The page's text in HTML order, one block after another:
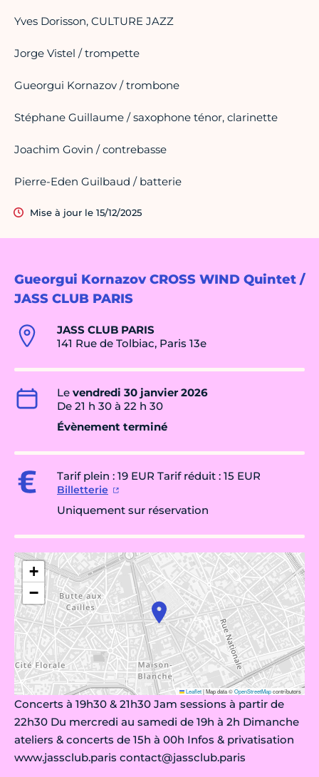
Gueorgui Kornazov CROSS WIND Quintet /
JASS CLUB PARIS
JASS CLUB PARIS
141 Rue de Tolbiac, Paris 13e
Le vendredi 30 janvier 2026
De 21 h 30 à 22 h 30
Évènement terminé
Tarif plein : 19 EUR Tarif réduit : 15 EUR
Billetterie
Uniquement sur réservation
+
−
Leaflet|Map data ©OpenStreetMapcontributors
Concerts à 19h30 & 21h30 Jam sessions à partir de
22h30 Du mercredi au samedi de 19h à 2h Dimanche
ateliers & concerts de 15h à 00h Infos & privatisation
www.jassclub.paris contact@jassclub.paris
Yves Dorisson, CULTURE JAZZ
Jorge Vistel / trompette
Gueorgui Kornazov / trombone
Stéphane Guillaume / saxophone ténor, clarinette
Joachim Govin / contrebasse
Pierre-Eden Guilbaud / batterie
Mise à jour le 15/12/2025